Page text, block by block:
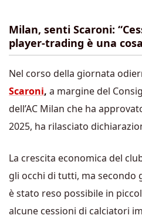
Milan, senti Scaroni:
player-trading è una
Nel corso della giornata
Scaroni, a margine del
dell’AC Milan che ha
2025, ha rilasciato
La crescita economica del
gli occhi di tutti, ma secondo
è stato reso possibile in
alcune cessioni di calciatori